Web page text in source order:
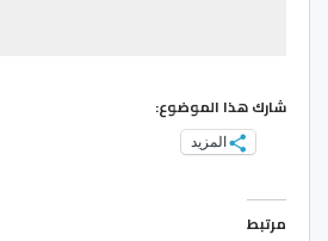
شارك هذا الموضوع:
المزيد
مرتبط